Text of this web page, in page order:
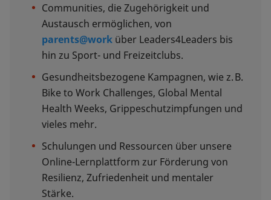
Communities, die Zugehörigkeit und
Austausch ermöglichen, von
parents@work über Leaders4Leaders bis
hin zu Sport- und Freizeitclubs.
Gesundheitsbezogene Kampagnen, wie z. B.
Bike to Work Challenges, Global Mental
Health Weeks, Grippeschutzimpfungen und
vieles mehr.
Schulungen und Ressourcen über unsere
Online-Lernplattform zur Förderung von
Resilienz, Zufriedenheit und mentaler
Stärke.